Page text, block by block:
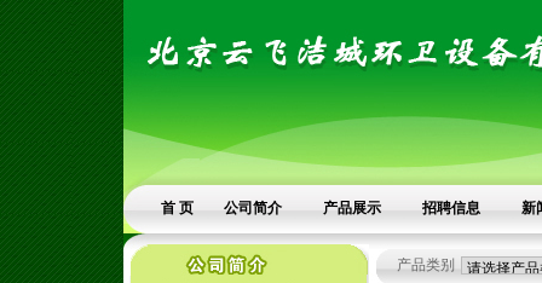
首 页 公司简介 产品展示 招聘信息 新
产品类别